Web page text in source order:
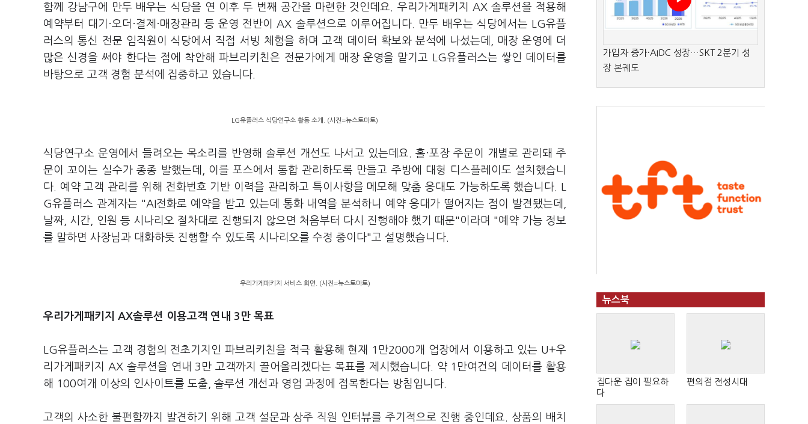
함께 강남구에 만두 배우는 식당을 연 이후 두 번째 공간을 마련한 것인데요. 우리가게패키지 AX 솔루션을 적용해
예약부터 대기·오더·결제·매장관리 등 운영 전반이 AX 솔루션으로 이루어집니다. 만두 배우는 식당에서는 LG유플
러스의 통신 전문 임직원이 식당에서 직접 서빙 체험을 하며 고객 데이터 확보와 분석에 나섰는데, 매장 운영에 더
많은 신경을 써야 한다는 점에 착안해 파브리키친은 전문가에게 매장 운영을 맡기고 LG유플러스는 쌓인 데이터를
바탕으로 고객 경험 분석에 집중하고 있습니다.
LG유플러스 식당연구소 활동 소개. (사진=뉴스토마토)
식당연구소 운영에서 들려오는 목소리를 반영해 솔루션 개선도 나서고 있는데요. 홀·포장 주문이 개별로 관리돼 주
문이 꼬이는 실수가 종종 발했는데, 이를 포스에서 통합 관리하도록 만들고 주방에 대형 디스플레이도 설치했습니
다. 예약 고객 관리를 위해 전화번호 기반 이력을 관리하고 특이사항을 메모해 맞춤 응대도 가능하도록 했습니다. L
G유플러스 관계자는 "AI전화로 예약을 받고 있는데 통화 내역을 분석하니 예약 응대가 떨어지는 점이 발견됐는데,
날짜, 시간, 인원 등 시나리오 절차대로 진행되지 않으면 처음부터 다시 진행해야 했기 때문"이라며 "예약 가능 정보
를 말하면 사장님과 대화하듯 진행할 수 있도록 시나리오를 수정 중이다"고 설명했습니다.
우리가게패키지 서비스 화면. (사진=뉴스토마토)
우리가게패키지 AX솔루션 이용고객 연내 3만 목표
LG유플러스는 고객 경험의 전초기지인 파브리키친을 적극 활용해 현재 1만2000개 업장에서 이용하고 있는 U+우
리가게패키지 AX 솔루션을 연내 3만 고객까지 끌어올리겠다는 목표를 제시했습니다. 약 1만여건의 데이터를 활용
해 100여개 이상의 인사이트를 도출, 솔루션 개선과 영업 과정에 접목한다는 방침입니다.
고객의 사소한 불편함까지 발견하기 위해 고객 설문과 상주 직원 인터뷰를 주기적으로 진행 중인데요. 상품의 배치
가입자 증가·AIDC 성장…SKT 2분기 성
장 본궤도
뉴스북
집다운 집이 필요하
다
편의점 전성시대